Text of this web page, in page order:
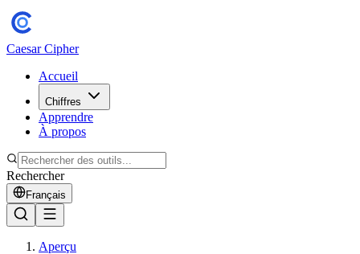
Caesar Cipher
Accueil
Chiffres
Apprendre
À propos
Rechercher
Français
Aperçu